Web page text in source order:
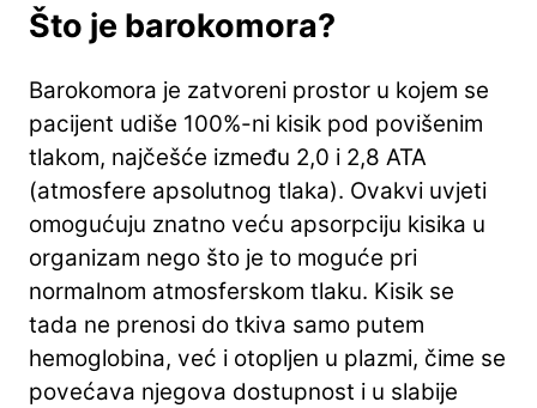
Što je barokomora?
Barokomora je zatvoreni prostor u kojem se
pacijent udiše 100%-ni kisik pod povišenim
tlakom, najčešće između 2,0 i 2,8 ATA
(atmosfere apsolutnog tlaka). Ovakvi uvjeti
omogućuju znatno veću apsorpciju kisika u
organizam nego što je to moguće pri
normalnom atmosferskom tlaku. Kisik se
tada ne prenosi do tkiva samo putem
hemoglobina, već i otopljen u plazmi, čime se
povećava njegova dostupnost i u slabije